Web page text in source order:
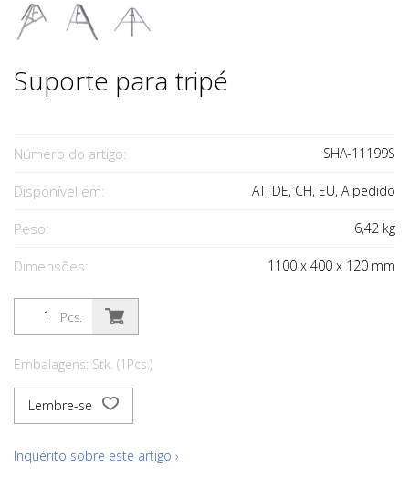
Suporte para tripé
Número do artigo: SHA-11199S
Disponível em: AT, DE, CH, EU, A pedido
Peso: 6,42 kg
Dimensões: 1100 x 400 x 120 mm
Pcs.
Embalagens: Stk. (1Pcs.)
Lembre-se
Inquérito sobre este artigo ›